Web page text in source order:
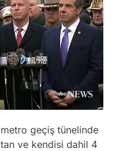
geçiş tünelinde
ve kendisi dahil 4